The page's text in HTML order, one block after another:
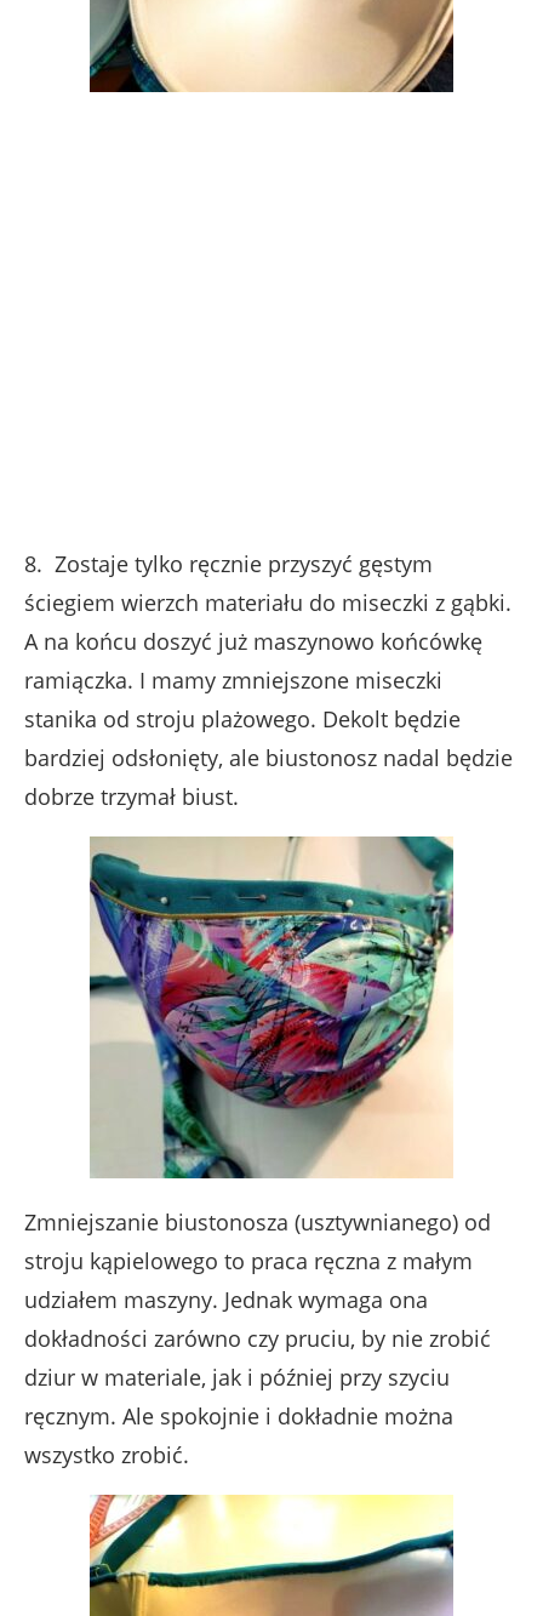
8. Zostaje tylko ręcznie przyszyć gęstym
ściegiem wierzch materiału do miseczki z gąbki.
A na końcu doszyć już maszynowo końcówkę
ramiączka. I mamy zmniejszone miseczki
stanika od stroju plażowego. Dekolt będzie
bardziej odsłonięty, ale biustonosz nadal będzie
dobrze trzymał biust.
Zmniejszanie biustonosza (usztywnianego) od
stroju kąpielowego to praca ręczna z małym
udziałem maszyny. Jednak wymaga ona
dokładności zarówno czy pruciu, by nie zrobić
dziur w materiale, jak i później przy szyciu
ręcznym. Ale spokojnie i dokładnie można
wszystko zrobić.